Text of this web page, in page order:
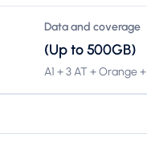
Data and coverage
(Up to 500GB)
A1 + 3 AT + Orange +